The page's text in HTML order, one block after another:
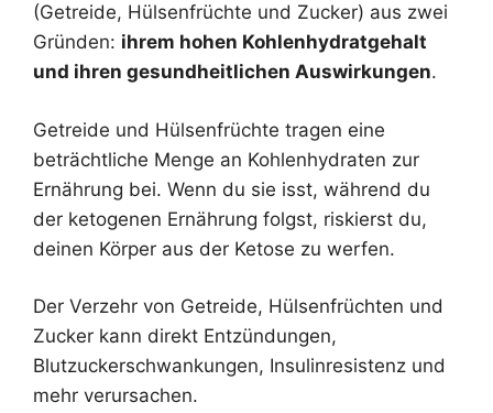
(Getreide, Hülsenfrüchte und Zucker) aus zwei
Gründen: ihrem hohen Kohlenhydratgehalt
und ihren gesundheitlichen Auswirkungen.
Getreide und Hülsenfrüchte tragen eine
beträchtliche Menge an Kohlenhydraten zur
Ernährung bei. Wenn du sie isst, während du
der ketogenen Ernährung folgst, riskierst du,
deinen Körper aus der Ketose zu werfen.
Der Verzehr von Getreide, Hülsenfrüchten und
Zucker kann direkt Entzündungen,
Blutzuckerschwankungen, Insulinresistenz und
mehr verursachen.